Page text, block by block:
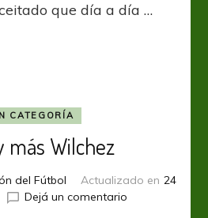
a
que día a día …
CATEGORÍA
más Wilchez
del Fútbol Actualizado en 24
Dejá un comentario